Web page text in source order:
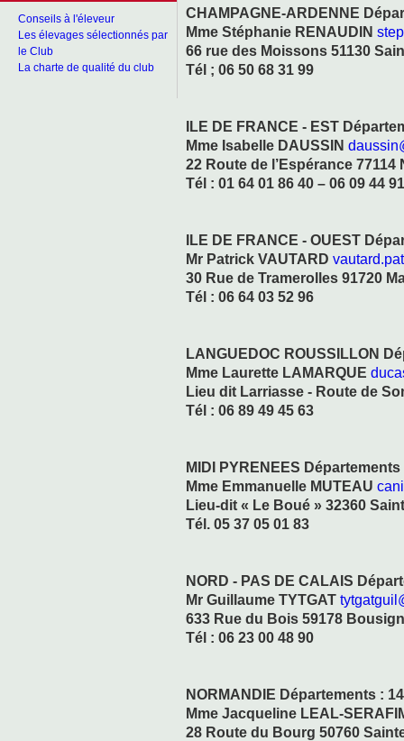
Conseils à l'éleveur
Les élevages sélectionnés par
le Club
La charte de qualité du club
CHAMPAGNE-ARDENNE
Mme Stéphanie RENAUDIN
66 rue des Moissons 51130
Tél ; 06 50 68 31 99
ILE DE FRANCE - EST
Mme Isabelle DAUSSIN
22 Route de l’Espérance
Tél : 01 64 01 86 40 – 06 09 44
ILE DE FRANCE - OUEST
Mr Patrick VAUTARD
30 Rue de Tramerolles 91720
Tél : 06 64 03 52 96
LANGUEDOC ROUSSILLON
Mme Laurette LAMARQUE
Lieu dit Larriasse - Route de
Tél : 06 89 49 45 63
MIDI PYRENEES Départements
Mme Emmanuelle MUTEAU
Lieu-dit « Le Boué » 32360
Tél. 05 37 05 01 83
NORD - PAS DE CALAIS
Mr Guillaume TYTGAT
633 Rue du Bois 59178
Tél : 06 23 00 48 90
NORMANDIE Départements :
Mme Jacqueline LEAL-
28 Route du Bourg 50760